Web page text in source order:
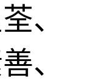
、
、